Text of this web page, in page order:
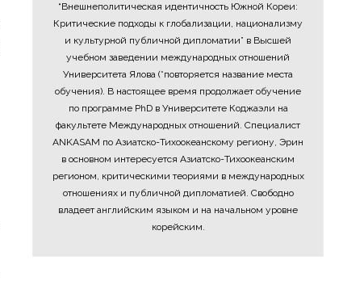
“Внешнеполитическая идентичность Южной Кореи:
Критические подходы к глобализации, национализму
и культурной публичной дипломатии” в Высшей
учебном заведении международных отношений
Университета Ялова (*повторяется название места
обучения). В настоящее время продолжает обучение
по программе PhD в Университете Коджаэли на
факультете Международных отношений. Специалист
ANKASAM по Азиатско-Тихоокеанскому региону, Эрин
в основном интересуется Азиатско-Тихоокеанским
регионом, критическими теориями в международных
отношениях и публичной дипломатией. Свободно
владеет английским языком и на начальном уровне
корейским.